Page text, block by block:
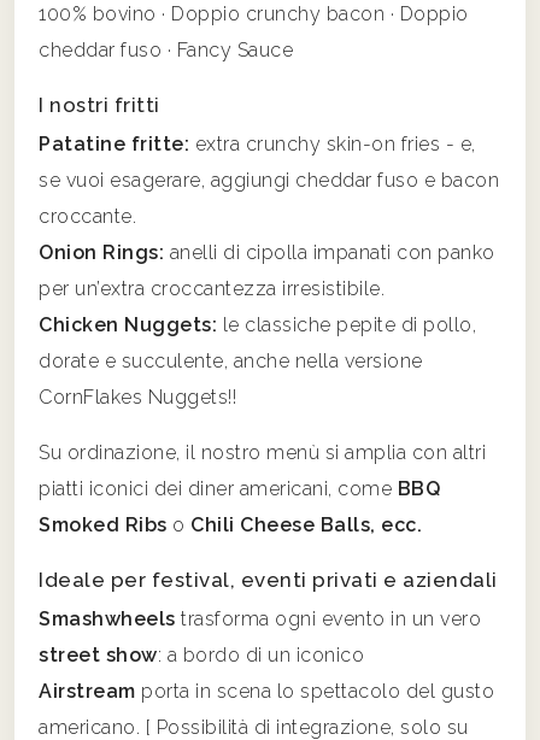
100% bovino · Doppio crunchy bacon · Doppio
cheddar fuso · Fancy Sauce
I nostri fritti
Patatine fritte: extra crunchy skin-on fries - e,
se vuoi esagerare, aggiungi cheddar fuso e bacon
croccante.
Onion Rings: anelli di cipolla impanati con panko
per un’extra croccantezza irresistibile.
Chicken Nuggets: le classiche pepite di pollo,
dorate e succulente, anche nella versione
CornFlakes Nuggets!!
Su ordinazione, il nostro menù si amplia con altri
piatti iconici dei diner americani, come BBQ
Smoked Ribs o Chili Cheese Balls, ecc.
Ideale per festival, eventi privati e aziendali
Smashwheels trasforma ogni evento in un vero
street show: a bordo di un iconico
Airstream porta in scena lo spettacolo del gusto
americano. [ Possibilità di integrazione, solo su